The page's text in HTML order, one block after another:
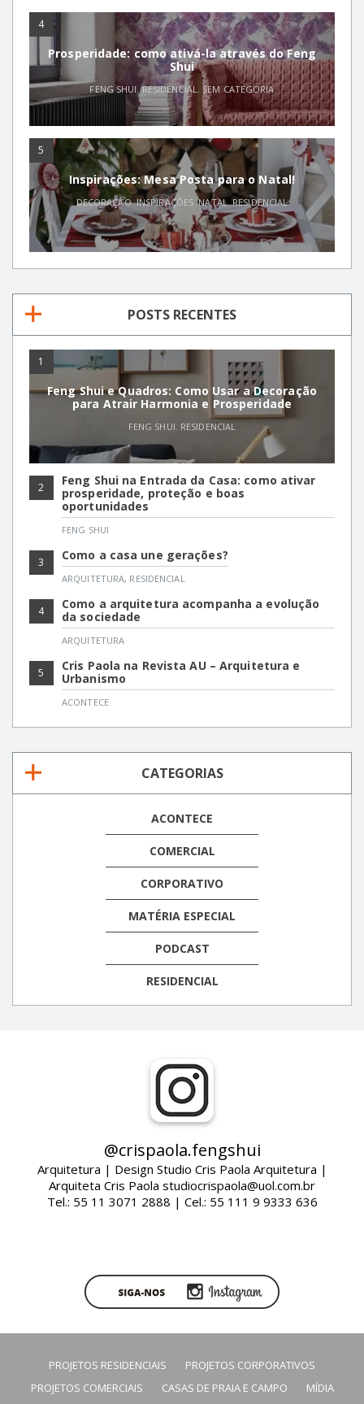
4
Prosperidade: como ativá-la através do Feng
Shui
FENG SHUI,RESIDENCIAL ,SEM CATEGORIA
5
Inspirações: Mesa Posta para o Natal!
DECORAÇÃO,INSPIRAÇÕES ,NATAL,RESIDENCIAL
POSTS RECENTES
1
Feng Shui e Quadros: Como Usar a Decoração
para Atrair Harmonia e Prosperidade
FENG SHUI, RESIDENCIAL
2
Feng Shui na Entrada da Casa: como ativar
prosperidade, proteção e boas
oportunidades
FENG SHUI
3 Como a casa une gerações?
ARQUITETURA, RESIDENCIAL
4
Como a arquitetura acompanha a evolução
da sociedade
ARQUITETURA
5
Cris Paola na Revista AU – Arquitetura e
Urbanismo
ACONTECE
CATEGORIAS
ACONTECE
COMERCIAL
CORPORATIVO
MATÉRIA ESPECIAL
PODCAST
RESIDENCIAL
@crispaola.fengshui
Arquitetura | Design Studio Cris Paola Arquitetura |
Arquiteta Cris Paola studiocrispaola@uol.com.br
Tel.: 55 11 3071 2888 | Cel.: 55 111 9 9333 636
PROJETOS RESIDENCIAIS
PROJETOS CORPORATIVOS
PROJETOS COMERCIAIS
CASAS DE PRAIA E CAMPO
MÍDIA